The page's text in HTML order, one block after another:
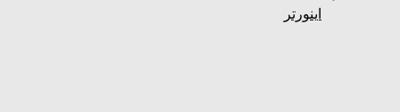
اینورتر